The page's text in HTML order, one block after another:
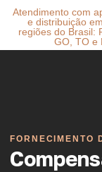
Atendimento com
e distribuição
regiões do Brasil:
GO, TO e
FORNECIMENTO